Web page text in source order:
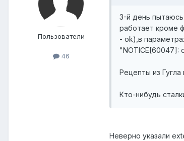
Пользователи
46
3-й день пытаюсь
работает кроме
- ok),в
"NOTICE[60047]:
Рецепты из
Кто-нибудь
Неверно указали